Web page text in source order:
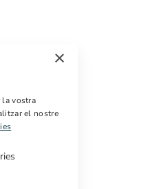
×
vostra
el nostre